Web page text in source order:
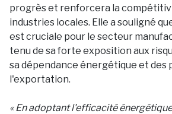
progrès et renforcera la
industries locales. Elle a souligné
est cruciale pour le secteur
tenu de sa forte exposition aux
sa dépendance énergétique et des
l'exportation.
« En adoptant l'efficacité